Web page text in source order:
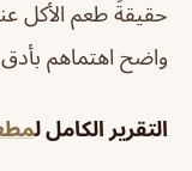
حقيقةً طعم الأكل
واضح اهتماهم
التقرير الكامل ل